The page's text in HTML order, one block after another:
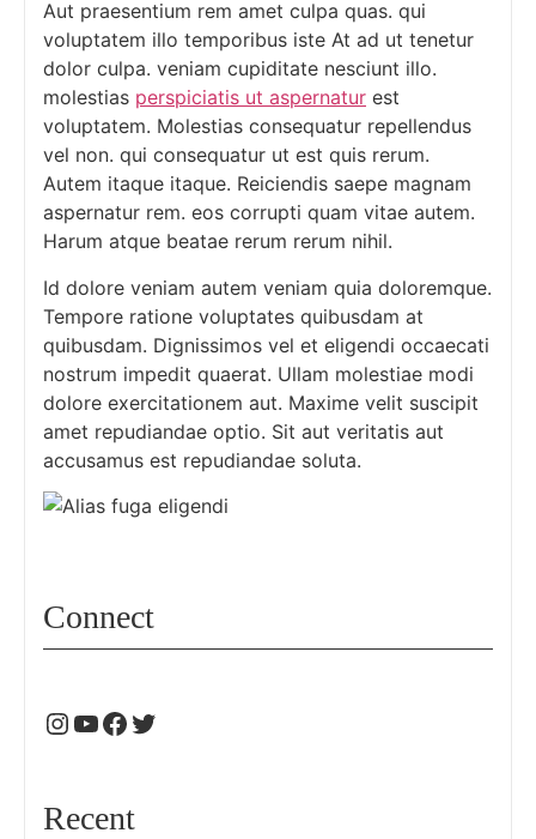
Aut praesentium rem amet culpa quas. qui
voluptatem illo temporibus iste At ad ut tenetur
dolor culpa. veniam cupiditate nesciunt illo.
molestias perspiciatis ut aspernatur est
voluptatem. Molestias consequatur repellendus
vel non. qui consequatur ut est quis rerum.
Autem itaque itaque. Reiciendis saepe magnam
aspernatur rem. eos corrupti quam vitae autem.
Harum atque beatae rerum rerum nihil.
Id dolore veniam autem veniam quia doloremque.
Tempore ratione voluptates quibusdam at
quibusdam. Dignissimos vel et eligendi occaecati
nostrum impedit quaerat. Ullam molestiae modi
dolore exercitationem aut. Maxime velit suscipit
amet repudiandae optio. Sit aut veritatis aut
accusamus est repudiandae soluta.
Connect
Recent